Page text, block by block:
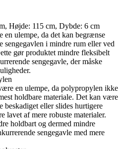
Højde: 115 cm, Dybde: 6 cm
en ulempe, da det kan begrænse
sengegavlen i mindre rum eller ved
gør produktet mindre fleksibelt
sengegavle, der måske
en ulempe, da polypropylen ikke
holdbare materiale. Det kan være
eller slides hurtigere
lavet af mere robuste materialer.
holdbart og dermed mindre
sengegavle med mere